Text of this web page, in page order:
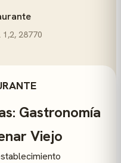
28770
Gastronomía
Viejo